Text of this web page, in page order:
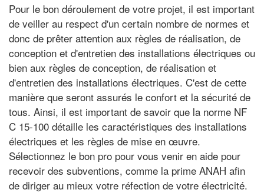
Pour le bon déroulement de votre projet, il est important
de veiller au respect d'un certain nombre de normes et
donc de prêter attention aux règles de réalisation, de
conception et d'entretien des installations électriques ou
bien aux règles de conception, de réalisation et
d'entretien des installations électriques. C'est de cette
manière que seront assurés le confort et la sécurité de
tous. Ainsi, il est important de savoir que la norme NF
C 15-100 détaille les caractéristiques des installations
électriques et les règles de mise en œuvre.
Sélectionnez le bon pro pour vous venir en aide pour
recevoir des subventions, comme la prime ANAH afin
de diriger au mieux votre réfection de votre électricité.